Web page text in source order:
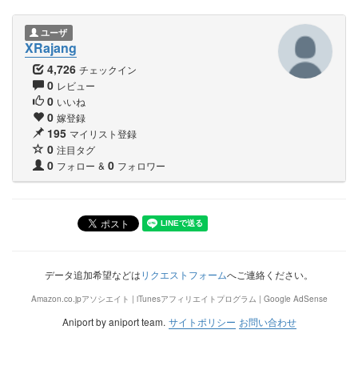
ユーザ
XRajang
4,726 チェックイン
0 レビュー
0 いいね
0 嫁登録
195 マイリスト登録
0 注目タグ
0 フォロー & 0 フォロワー
データ追加希望などはリクエストフォームへご連絡ください。
Amazon.co.jpアソシエイト | iTunesアフィリエイトプログラム | Google AdSense
Aniport by aniport team. サイトポリシー お問い合わせ